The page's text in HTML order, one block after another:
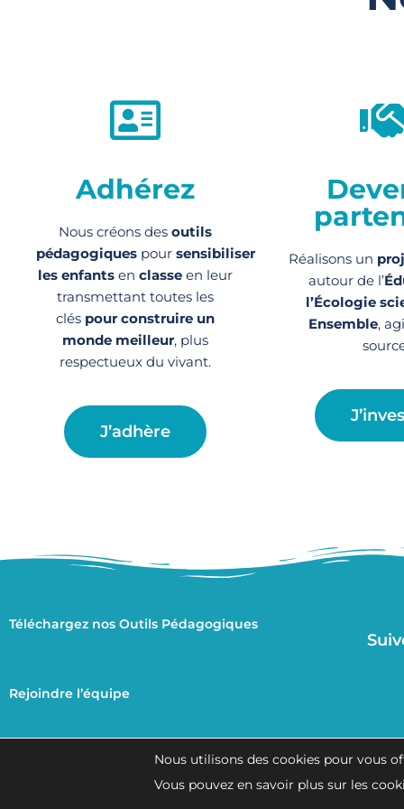
Adhérez
Nous créons des outils
pédagogiques pour sensibiliser
les enfants en classe en leur
transmettant toutes les
clés pour construire un
monde meilleur, plus
respectueux du vivant.
J’adhère
Réalisons un
autour de l’
l’Écologie
Ensemble,
Téléchargez nos Outils Pédagogiques
Rejoindre l’équipe
Nous utilisons des cookies pour vous
Vous pouvez en savoir plus sur les